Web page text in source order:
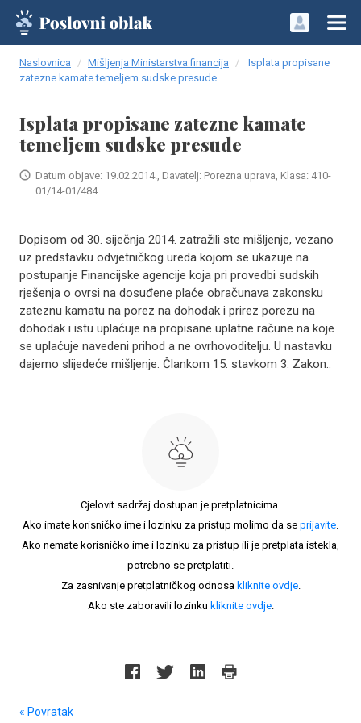
Naslovnica Mišljenja Ministarstva financija
Isplata propisane
zatezne kamate temeljem sudske presude
Isplata propisane zatezne kamate
temeljem sudske presude
Datum objave: 19.02.2014., Davatelj: Porezna uprava, Klasa: 410-
01/14-01/484
​Dopisom od 30. siječnja 2014. zatražili ste mišljenje, vezano
uz predstavku odvjetničkog ureda kojom se ukazuje na
postupanje Financijske agencije koja pri provedbi sudskih
rješenja o ovrsi na dosuđene plaće obračunava zakonsku
zateznu kamatu na porez na dohodak i prirez porezu na
dohodak i istu uplaćuje na propisane uplatne račune na koje
se uplaćuje navedeni prihod a ne ovrhovoditelju. U nastavku
dajemo slijedeće mišljenje. Člankom 15. stavkom 3. Zakon..
Cjelovit sadržaj dostupan je pretplatnicima.
Ako imate korisničko ime i lozinku za pristup molimo da se prijavite.
Ako nemate korisničko ime i lozinku za pristup ili je pretplata istekla,
potrebno se pretplatiti.
Za zasnivanje pretplatničkog odnosa kliknite ovdje.
Ako ste zaboravili lozinku kliknite ovdje.
« Povratak